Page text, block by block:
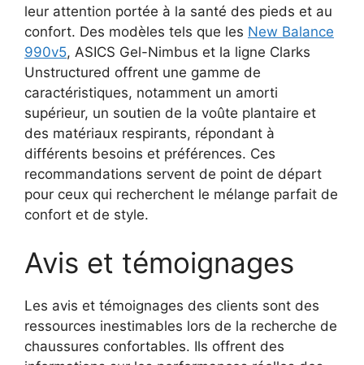
leur attention portée à la santé des pieds et au
confort. Des modèles tels que les New Balance
990v5, ASICS Gel-Nimbus et la ligne Clarks
Unstructured offrent une gamme de
caractéristiques, notamment un amorti
supérieur, un soutien de la voûte plantaire et
des matériaux respirants, répondant à
différents besoins et préférences. Ces
recommandations servent de point de départ
pour ceux qui recherchent le mélange parfait de
confort et de style.
Avis et témoignages
Les avis et témoignages des clients sont des
ressources inestimables lors de la recherche de
chaussures confortables. Ils offrent des